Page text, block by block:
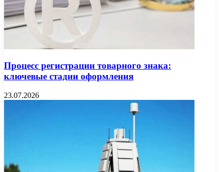
Процесс регистрации товарного знака:
ключевые стадии оформления
23.07.2026